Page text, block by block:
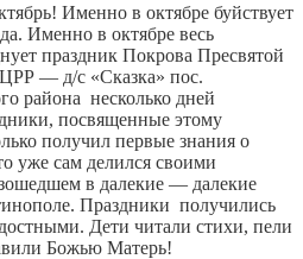
Именно в октябре буйствует
Именно в октябре весь
праздник Покрова Пресвятой
— д/с «Сказка» пос.
района несколько дней
посвященные этому
получил первые знания о
уже сам делился своими
в далекие — далекие
Праздники получились
Дети читали стихи, пели
Божью Матерь!